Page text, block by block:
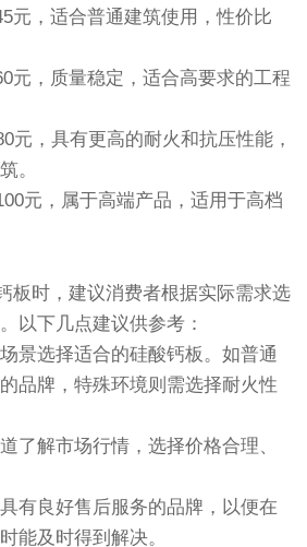
元，适合普通建筑使用，性价比
元，质量稳定，适合高要求的工程
元，具有更高的耐火和抗压性能，
。
元，属于高端产品，适用于高档
板时，建议消费者根据实际需求选
以下几点建议供参考：
景选择适合的硅酸钙板。如普通
品牌，特殊环境则需选择耐火性
了解市场行情，选择价格合理、
有良好售后服务的品牌，以便在
能及时得到解决。